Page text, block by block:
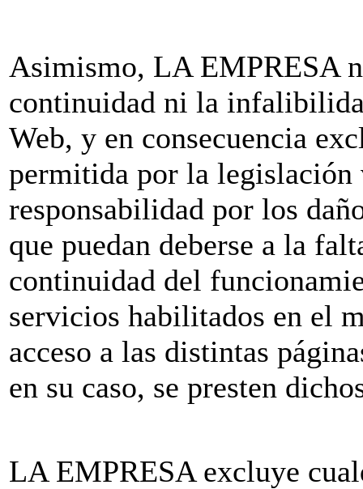
Asimismo, LA EMPRESA
continuidad ni la
Web, y en consecuencia
permitida por la legislación
responsabilidad por los
que puedan deberse a la
continuidad del
servicios habilitados en el
acceso a las distintas
en su caso, se presten
LA EMPRESA excluye